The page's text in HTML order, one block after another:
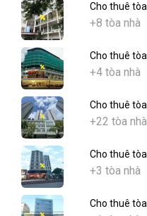
Cho thuê
+8 tòa nhà
Cho thuê
+4 tòa nhà
Cho thuê
+22 tòa nhà
Cho thuê
+3 tòa nhà
Cho thuê